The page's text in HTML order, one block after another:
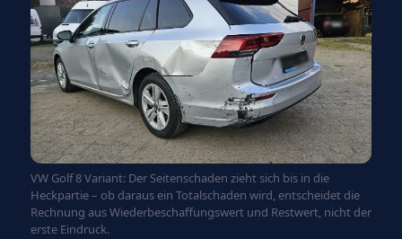
VW Golf 8 Variant: Der Seitenschaden zieht sich bis in die
Heckpartie – ob daraus ein Totalschaden wird, entscheidet die
Rechnung aus Wiederbeschaffungswert und Restwert, nicht der
erste Eindruck.